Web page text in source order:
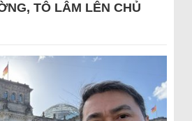
TÔ LÂM LÊN CHỦ